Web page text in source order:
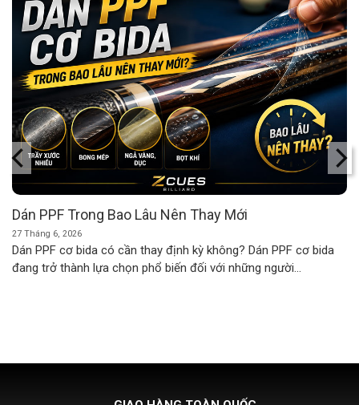
Dán PPF Trong Bao Lâu Nên Thay Mới
27 Tháng 6, 2026
Dán PPF cơ bida có cần thay định kỳ không? Dán PPF cơ bida
đang trở thành lựa chọn phổ biến đối với những người...
HỖ TRỢ PHÍ SHIPCOD